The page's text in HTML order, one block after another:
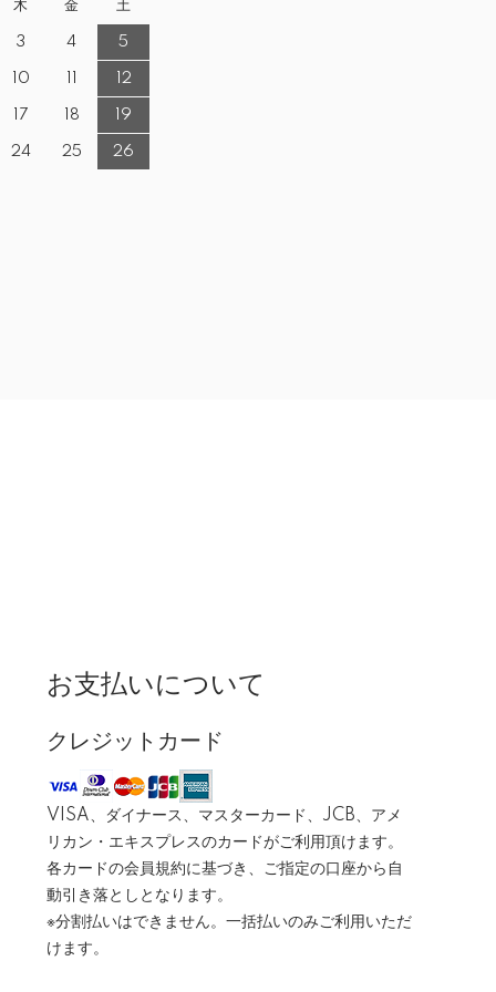
木 金 土
3 4 5
10 12
17 18 19
24 25 26
お支払いについて
クレジットカード
VISA、ダイナース、マスターカード、JCB、アメ
リカン・エキスプレスのカードがご利用頂けます。
各カードの会員規約に基づき、ご指定の口座から自
動引き落としとなります。
※分割払いはできません。一括払いのみご利用いただ
けます。